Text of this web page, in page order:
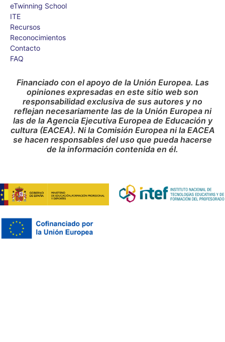
eTwinning School
ITE
Recursos
Reconocimientos
Contacto
FAQ
Financiado con el apoyo de la Unión Europea. Las
opiniones expresadas en este sitio web son
responsabilidad exclusiva de sus autores y no
reflejan necesariamente las de la Unión Europea ni
las de la Agencia Ejecutiva Europea de Educación y
cultura (EACEA). Ni la Comisión Europea ni la EACEA
se hacen responsables del uso que pueda hacerse
de la información contenida en él.